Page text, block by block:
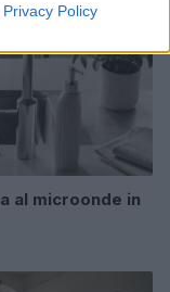
Privacy Policy
al microonde in